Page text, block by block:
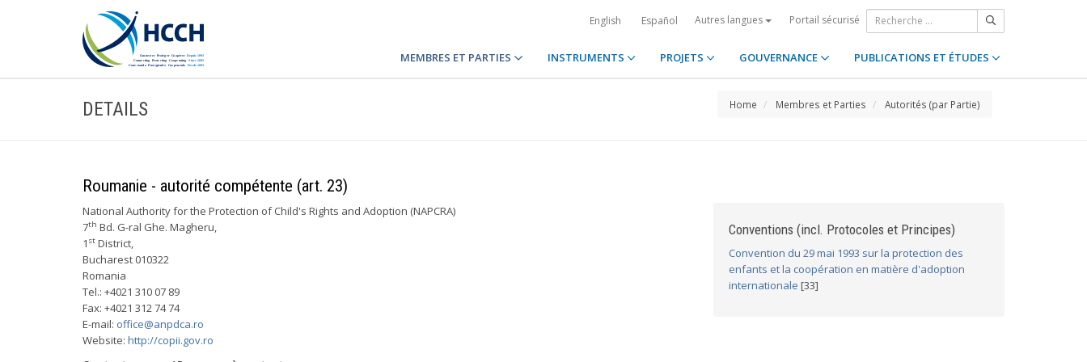
English Español Autres langues Portail sécurisé
MEMBRES ET PARTIES INSTRUMENTS PROJETS GOUVERNANCE PUBLICATIONS ET ÉTUDES
DETAILS Home Membres et Parties Autorités (par Partie)
Roumanie - autorité compétente (art. 23)
National Authority for the Protection of Child's Rights and Adoption (NAPCRA)
7th Bd. G-ral Ghe. Magheru,
1 st District,
Bucharest 010322
Romania
Tel.: +4021 310 07 89
Fax: +4021 312 74 74
E-mail: office@anpdca.ro
Website: http://copii.gov.ro
Conventions (incl. Protocoles et Principes)
Convention du 29 mai 1993 sur la protection des
enfants et la coopération en matière d'adoption
internationale [33]